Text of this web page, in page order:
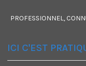
PROFESSIONNEL,
ICI C'EST